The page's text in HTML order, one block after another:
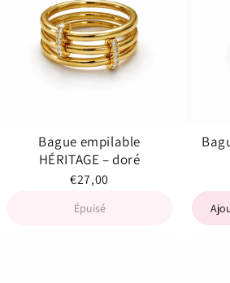
Bague empilable
HÉRITAGE – doré
€27,00
Épuisé